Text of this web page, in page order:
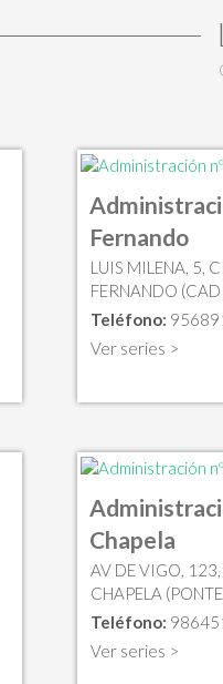
Fernando
LUIS MILENA, 5,
FERNANDO
Teléfono:
Ver series >
Chapela
AV DE VIGO,
CHAPELA
Teléfono:
Ver series >